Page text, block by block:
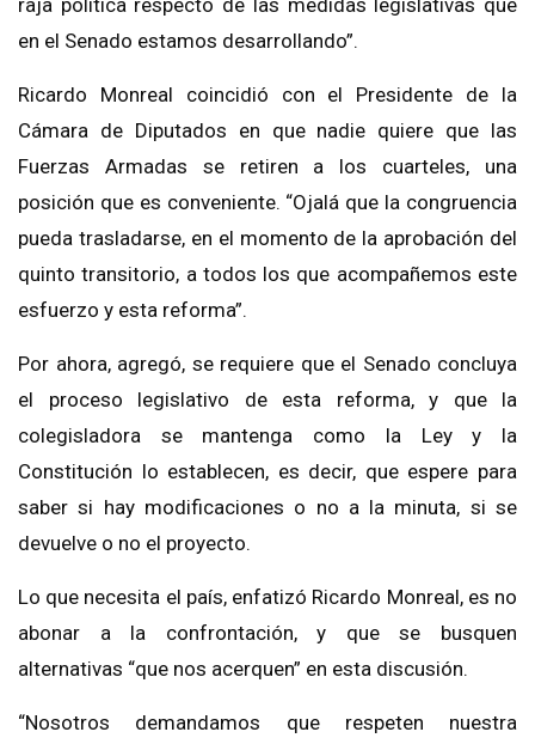
raja política respecto de las medidas legislativas que
en el Senado estamos desarrollando”.
Ricardo Monreal coincidió con el Presidente de la
Cámara de Diputados en que nadie quiere que las
Fuerzas Armadas se retiren a los cuarteles, una
posición que es conveniente. “Ojalá que la congruencia
pueda trasladarse, en el momento de la aprobación del
quinto transitorio, a todos los que acompañemos este
esfuerzo y esta reforma”.
Por ahora, agregó, se requiere que el Senado concluya
el proceso legislativo de esta reforma, y que la
colegisladora se mantenga como la Ley y la
Constitución lo establecen, es decir, que espere para
saber si hay modificaciones o no a la minuta, si se
devuelve o no el proyecto.
Lo que necesita el país, enfatizó Ricardo Monreal, es no
abonar a la confrontación, y que se busquen
alternativas “que nos acerquen” en esta discusión.
“Nosotros demandamos que respeten nuestra